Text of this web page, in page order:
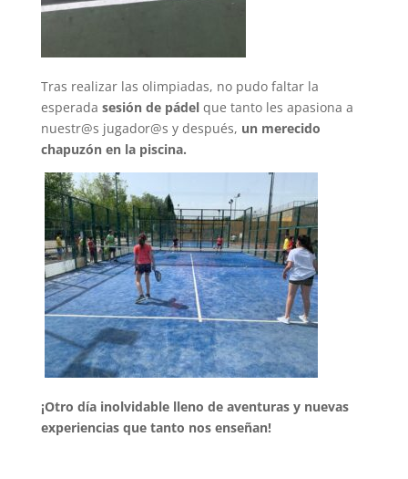
Tras realizar las olimpiadas, no pudo faltar la
esperada sesión de pádelque tanto les apasiona a
nuestr@s jugador@s y después, un merecido
chapuzón en la piscina.
¡Otro día inolvidable lleno de aventuras y nuevas
experiencias que tanto nos enseñan!